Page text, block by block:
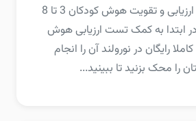
‏‏نورولند پکیجِ کامل ارزیابی و تقویت هوش کودکان 3 تا 8
ابتدا به کمک تست ارزیابی هوش
رایگان در نورولند آن را انجام
را محک بزنید تا ببینید...